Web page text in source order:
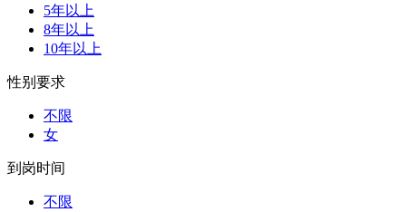
5年以上
8年以上
10年以上
性别要求
不限
女
到岗时间
不限